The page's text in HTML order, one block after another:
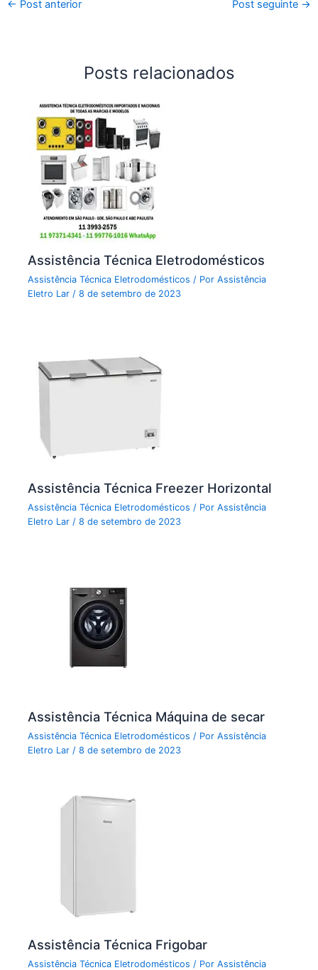
← Post anterior Post seguinte →
Posts relacionados
Assistência Técnica Eletrodomésticos
Assistência Técnica Eletrodomésticos / PorAssistência
Eletro Lar/8 de setembro de 2023
Assistência Técnica Freezer Horizontal
Assistência Técnica Eletrodomésticos / PorAssistência
Eletro Lar/8 de setembro de 2023
Assistência Técnica Máquina de secar
Assistência Técnica Eletrodomésticos / PorAssistência
Eletro Lar /8 de setembro de 2023
Assistência Técnica Frigobar
Assistência Técnica Eletrodomésticos / PorAssistência